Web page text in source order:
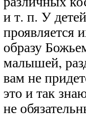
и т. п. У
проявляется
образу
малышей,
вам не
это и так
не